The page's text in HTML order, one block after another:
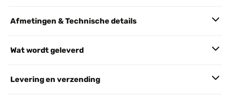
Afmetingen & Technische details
Wat wordt geleverd
Levering en verzending